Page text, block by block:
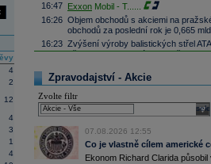
4
2
12
4
3
1
4
16:47 Exxon Mobil - T......
16:26 Objem obchodů s akciemi na
obchodů za poslední rok je 0,665
16:23 Zvýšení výroby balistických střel
nějakou dobu potrvá. Agentuře
doplnit arzenál Spojeným státům,
(ČTK)
16:07 Conocophillips
15:38 Zisky evropských firem s vysokou
energetických firem. S odkazem na
uvedla agentura Reuters. Dobré
oceli a chemického průmyslu (ČTK)
Zpravodajství - Akcie
Zvolte filtr
07.08.2026 12:55
Co je vlastně cílem americké
Ekonom Richard Clarida